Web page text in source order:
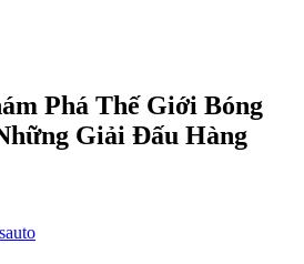
Phá Thế Giới Bóng
Giải Đấu Hàng